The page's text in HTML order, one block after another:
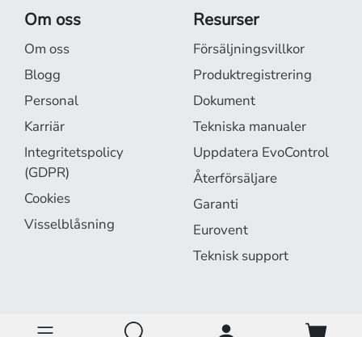
Om oss
Om oss
Blogg
Personal
Karriär
Integritetspolicy
(GDPR)
Cookies
Visselblåsning
Resurser
Försäljningsvillkor
Produktregistrering
Dokument
Tekniska manualer
Uppdatera EvoControl
Återförsäljare
Garanti
Eurovent
Teknisk support